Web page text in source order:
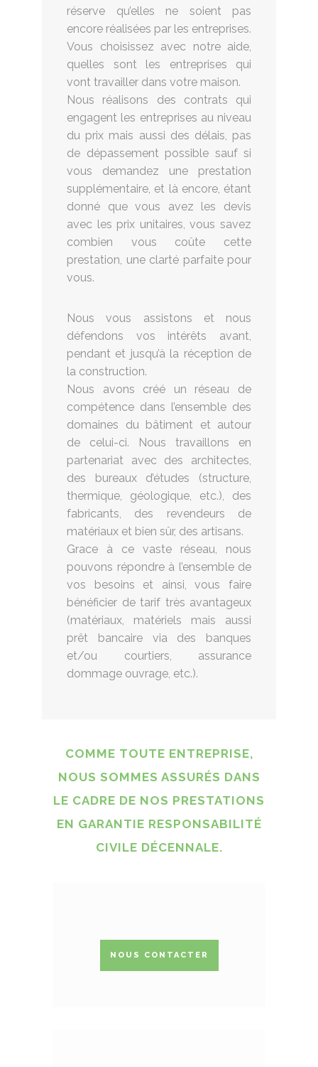
réserve qu’elles ne soient pas
encore réalisées par les entreprises.
Vous choisissez avec notre aide,
quelles sont les entreprises qui
vont travailler dans votre maison.
Nous réalisons des contrats qui
engagent les entreprises au niveau
du prix mais aussi des délais, pas
de dépassement possible sauf si
vous demandez une prestation
supplémentaire, et là encore, étant
donné que vous avez les devis
avec les prix unitaires, vous savez
combien vous coûte cette
prestation, une clarté parfaite pour
vous.
Nous vous assistons et nous
défendons vos intérêts avant,
pendant et jusqu’à la réception de
la construction.
Nous avons créé un réseau de
compétence dans l’ensemble des
domaines du bâtiment et autour
de celui-ci. Nous travaillons en
partenariat avec des architectes,
des bureaux d’études (structure,
thermique, géologique, etc.), des
fabricants, des revendeurs de
matériaux et bien sûr, des artisans.
Grace à ce vaste réseau, nous
pouvons répondre à l’ensemble de
vos besoins et ainsi, vous faire
bénéficier de tarif très avantageux
(matériaux, matériels mais aussi
prêt bancaire via des banques
et/ou courtiers, assurance
dommage ouvrage, etc.).
COMME TOUTE ENTREPRISE,
NOUS SOMMES ASSURÉS DANS
LE CADRE DE NOS PRESTATIONS
EN GARANTIE RESPONSABILITÉ
CIVILE DÉCENNALE.
NOUS CONTACTER